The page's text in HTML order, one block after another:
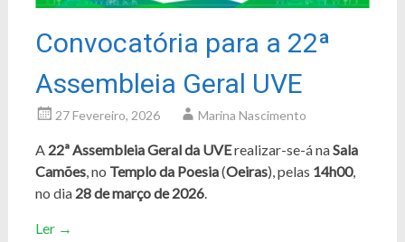
Convocatória para a 22ª
Assembleia Geral UVE
27 Fevereiro, 2026 Marina Nascimento
A 22ª Assembleia Geral da UVErealizar-se-á naSala
Camões, no Templo da Poesia(Oeiras), pelas 14h00,
no dia 28 de março de 2026.
Ler →